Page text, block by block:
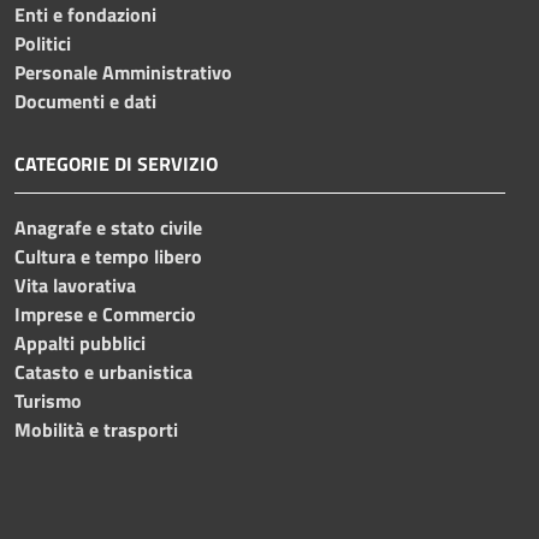
Enti e fondazioni
Politici
Personale Amministrativo
Documenti e dati
CATEGORIE DI SERVIZIO
Anagrafe e stato civile
Cultura e tempo libero
Vita lavorativa
Imprese e Commercio
Appalti pubblici
Catasto e urbanistica
Turismo
Mobilità e trasporti